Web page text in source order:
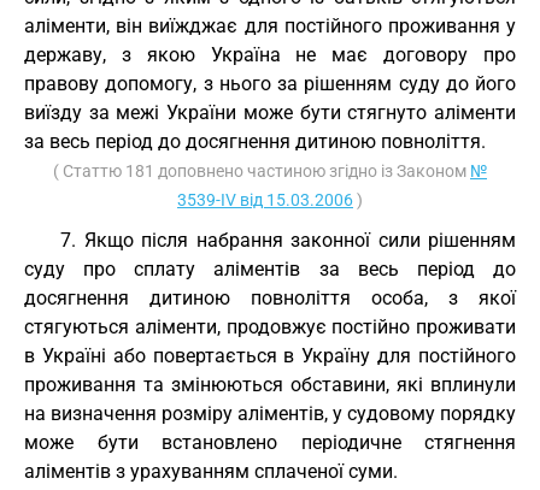
аліменти, він виїжджає для постійного проживання у
державу, з якою Україна не має договору про
правову допомогу, з нього за рішенням суду до його
виїзду за межі України може бути стягнуто аліменти
за весь період до досягнення дитиною повноліття.
( Статтю 181 доповнено частиною згідно із Законом №
3539-IV від 15.03.2006)
7. Якщо після набрання законної сили рішенням
суду про сплату аліментів за весь період до
досягнення дитиною повноліття особа, з якої
стягуються аліменти, продовжує постійно проживати
в Україні або повертається в Україну для постійного
проживання та змінюються обставини, які вплинули
на визначення розміру аліментів, у судовому порядку
може бути встановлено періодичне стягнення
аліментів з урахуванням сплаченої суми.